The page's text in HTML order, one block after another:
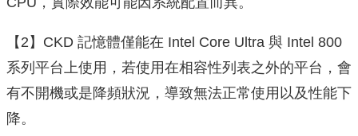
【2】CKD 記憶體僅能在 Intel Core Ultra 與 Intel 800
系列平台上使用，若使用在相容性列表之外的平台，會
有不開機或是降頻狀況，導致無法正常使用以及性能下
降。